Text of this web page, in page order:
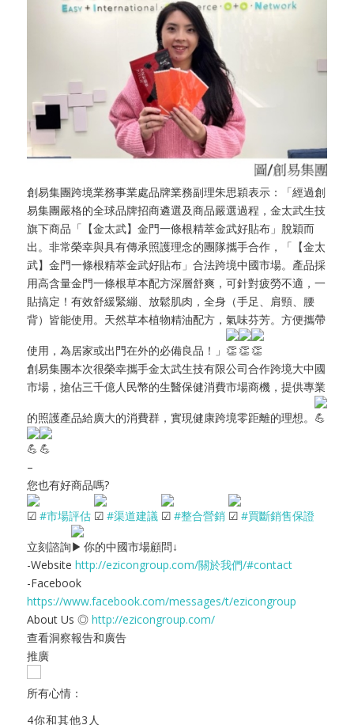
創易集團跨境業務事業處品牌業務副理朱思穎表示：「經過創
易集團嚴格的全球品牌招商遴選及商品嚴選過程，金太武生技
旗下商品「【金太武】金門一條根精萃金武好貼布」脫穎而
出。非常榮幸與具有傳承照護理念的團隊攜手合作，「【金太
武】金門一條根精萃金武好貼布」合法跨境中國市場。產品採
用高含量金門一條根草本配方深層舒爽，可針對疲勞不適，一
貼搞定！有效舒緩緊繃、放鬆肌肉，全身（手足、肩頸、腰
背）皆能使用。天然草本植物精油配方，氣味芬芳。方便攜帶
使用，為居家或出門在外的必備良品！」
創易集團本次很榮幸攜手金太武生技有限公司合作跨境大中國
市場，搶佔三千億人民幣的生醫保健消費市場商機，提供專業
的照護產品給廣大的消費群，實現健康跨境零距離的理想。
–
您也有好商品嗎?
#市場評估 #渠道建議 #整合營銷 #買斷銷售保證
立刻諮詢
你的中國市場顧問↓
-Website http://ezicongroup.com/關於我們/#contact
-Facebook
https://www.facebook.com/messages/t/ezicongroup
About Us ◎ http://ezicongroup.com/
查看洞察報告和廣告
推廣
所有心情：
4你和其他3人